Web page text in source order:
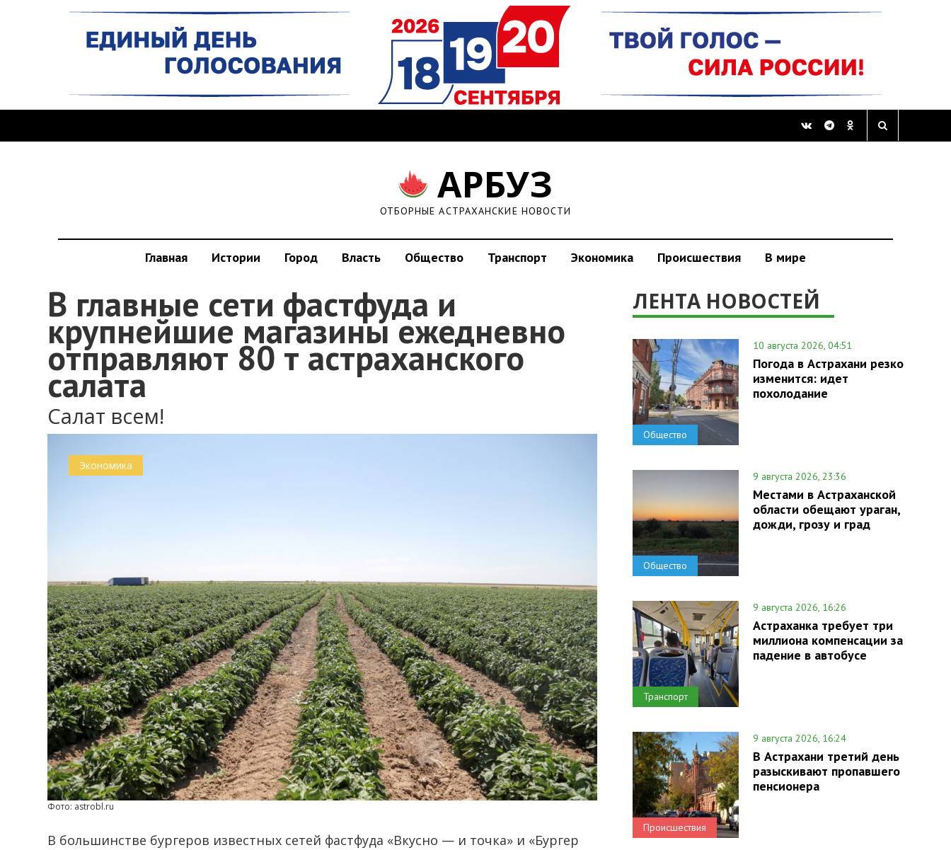
АРБУЗ
ОТБОРНЫЕ АСТРАХАНСКИЕ НОВОСТИ
Главная Истории Город Власть Общество Транспорт Экономика Происшествия В мире
В главные сети фастфуда и
крупнейшие магазины ежедневно
отправляют 80 т астраханского
салата
Салат всем!
Экономика
Фото: astrobl.ru
В большинстве бургеров известных сетей фастфуда «Вкусно — и точка» и «Бургер
ЛЕНТА НОВОСТЕЙ
Общество
10 августа 2026, 04:51
Погода в Астрахани резко
изменится: идет
похолодание
Общество
9 августа 2026, 23:36
Местами в Астраханской
области обещают ураган,
дожди, грозу и град
Транспорт
9 августа 2026, 16:26
Астраханка требует три
миллиона компенсации за
падение в автобусе
Происшествия
9 августа 2026, 16:24
В Астрахани третий день
разыскивают пропавшего
пенсионера